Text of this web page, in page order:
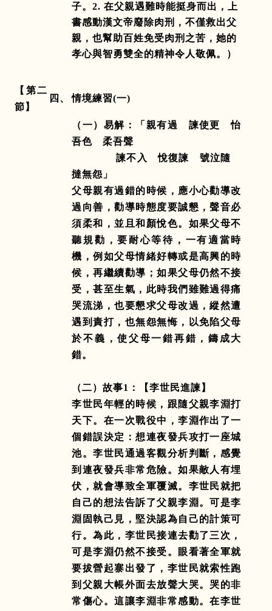
子。2.在父親遇難時能挺身而出，上
書感動漢文帝廢除肉刑，不僅救出父
親，也幫助百姓免受肉刑之苦，她的
孝心與智勇雙全的精神令人敬佩。）
【第二
節】
四、 情境練習(一)
（一）易解：「親有過 諫使更 怡
吾色 柔吾聲
諫不入 悅復諫 號泣隨
撻無怨」
父母親有過錯的時候，應小心勸導改
過向善，勸導時態度要誠懇，聲音必
須柔和，並且和顏悅色。如果父母不
聽規勸，要耐心等待，一有適當時
機，例如父母情緒好轉或是高興的時
候，再繼續勸導；如果父母仍然不接
受，甚至生氣，此時我們雖難過得痛
哭流涕，也要懇求父母改過，縱然遭
遇到責打，也無怨無悔，以免陷父母
於不義，使父母一錯再錯，鑄成大
錯。
（二）故事1 ：【李世民進諫】
李世民年輕的時候，跟隨父親李淵打
天下。在一次戰役中，李淵作出了一
個錯誤決定：想連夜發兵攻打一座城
池。李世民通過客觀分析判斷，感覺
到連夜發兵非常危險。如果敵人有埋
伏，就會導致全軍覆滅。李世民就把
自己的想法告訴了父親李淵。可是李
淵固執己見，堅決認為自己的計策可
行。為此，李世民接連去勸了三次，
可是李淵仍然不接受。眼看著全軍就
要拔營起寨出發了，李世民就索性跑
到父親大帳外面去放聲大哭。哭的非
常傷心。這讓李淵非常感動。在李世